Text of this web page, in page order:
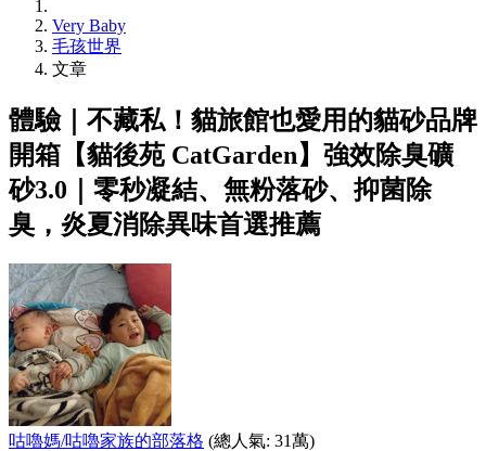
Very Baby
毛孩世界
文章
體驗｜不藏私！貓旅館也愛用的貓砂品牌
開箱【貓後苑 CatGarden】強效除臭礦
砂3.0｜零秒凝結、無粉落砂、抑菌除
臭，炎夏消除異味首選推薦
咕嚕媽/咕嚕家族的部落格 (總人氣: 31萬)